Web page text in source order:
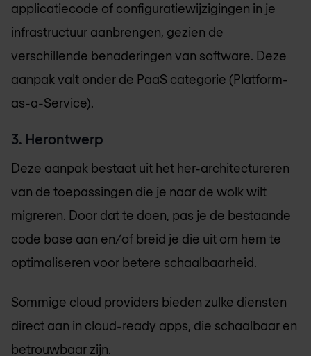
applicatiecode of configuratiewijzigingen in je
infrastructuur aanbrengen, gezien de
verschillende benaderingen van software. Deze
aanpak valt onder de PaaS categorie (Platform-
as-a-Service).
3. Herontwerp
Deze aanpak bestaat uit het her-architectureren
van de toepassingen die je naar de wolk wilt
migreren. Door dat te doen, pas je de bestaande
code base aan en/of breid je die uit om hem te
optimaliseren voor betere schaalbaarheid.
Sommige cloud providers bieden zulke diensten
direct aan in cloud-ready apps, die schaalbaar en
betrouwbaar zijn.